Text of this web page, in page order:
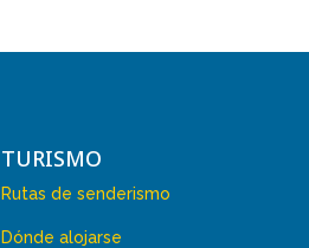
TURISMO
Rutas de senderismo
Dónde alojarse